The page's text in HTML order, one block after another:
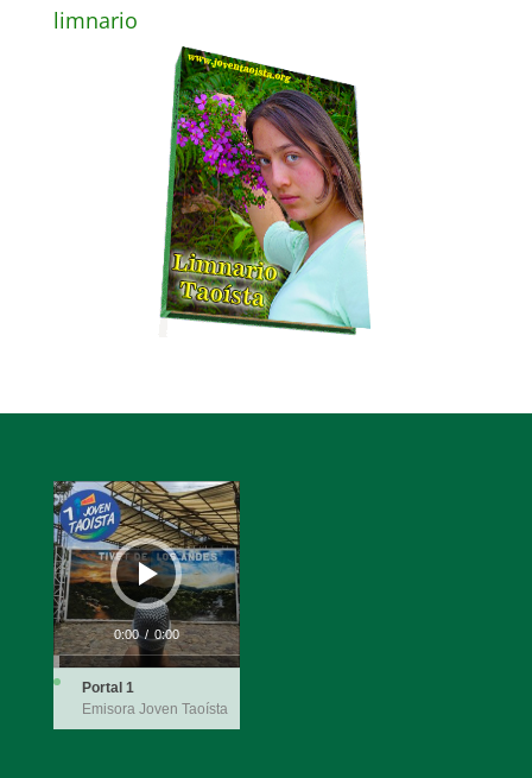
limnario
Reproductor
de
audio
0:00 / 0:00
Portal 1
Emisora Joven Taoísta